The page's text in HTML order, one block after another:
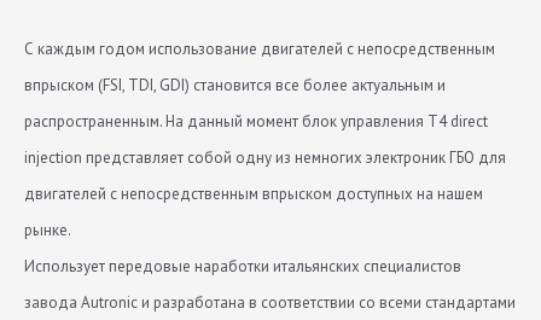
С каждым годом использование двигателей с непосредственным
впрыском (FSI, TDI, GDI) становится все более актуальным и
распространенным. На данный момент блок управления T4 direct
injection представляет собой одну из немногих электроник ГБО для
двигателей с непосредственным впрыском доступных на нашем
рынке.
Использует передовые наработки итальянских специалистов
завода Autronic и разработана в соответствии со всеми стандартами